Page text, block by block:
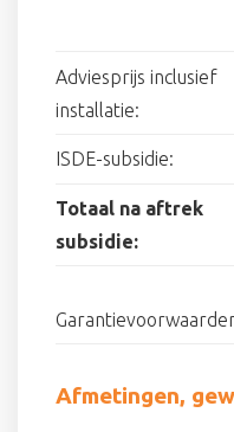
Adviesprijs inclusief
installatie:
ISDE-subsidie:
Totaal na aftrek
subsidie:
Afmetingen,